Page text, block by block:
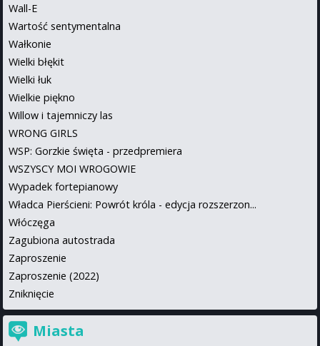
Wall-E
Wartość sentymentalna
Wałkonie
Wielki błękit
Wielki łuk
Wielkie piękno
Willow i tajemniczy las
WRONG GIRLS
WSP: Gorzkie święta - przedpremiera
WSZYSCY MOI WROGOWIE
Wypadek fortepianowy
Władca Pierścieni: Powrót króla - edycja rozszerzon...
Włóczęga
Zagubiona autostrada
Zaproszenie
Zaproszenie (2022)
Zniknięcie
Miasta